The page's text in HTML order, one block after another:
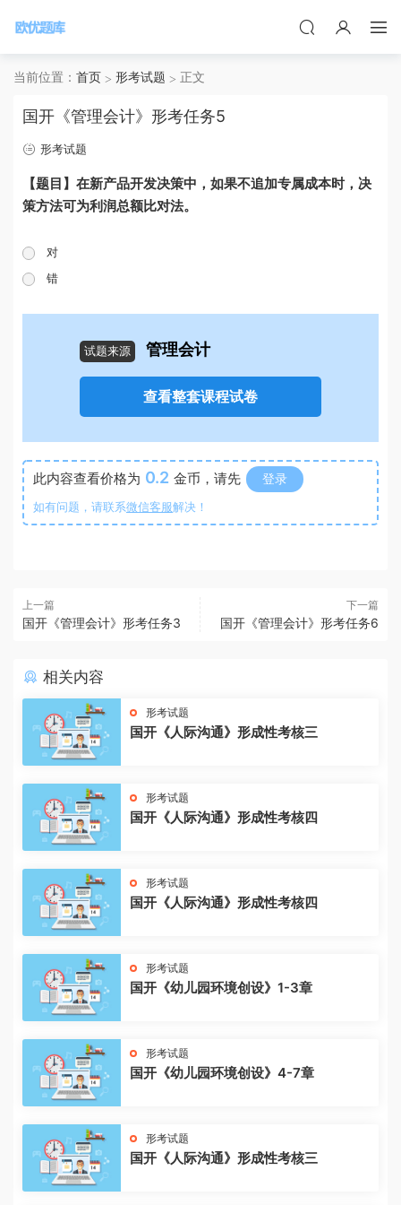
当前位置： 首页 形考试题 正文
国开《管理会计》形考任务5
形考试题
【题目】在新产品开发决策中，如果不追加专属成本时，决
策方法可为利润总额比对法。
对
错
试题来源 管理会计
查看整套课程试卷
此内容查看价格为 0.2 金币，请先 登录
如有问题，请联系微信客服解决！
上一篇
国开《管理会计》形考任务3
下一篇
国开《管理会计》形考任务6
相关内容
形考试题
国开《人际沟通》形成性考核三
形考试题
国开《人际沟通》形成性考核四
形考试题
国开《人际沟通》形成性考核四
形考试题
国开《幼儿园环境创设》1-3章
形考试题
国开《幼儿园环境创设》4-7章
形考试题
国开《人际沟通》形成性考核三